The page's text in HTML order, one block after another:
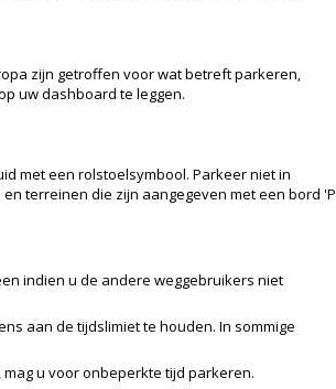
zijn getroffen voor wat betreft parkeren,
uw dashboard te leggen.
met een rolstoelsymbool. Parkeer niet in
terreinen die zijn aangegeven met een bord 'P
indien u de andere weggebruikers niet
aan de tijdslimiet te houden. In sommige
u voor onbeperkte tijd parkeren.